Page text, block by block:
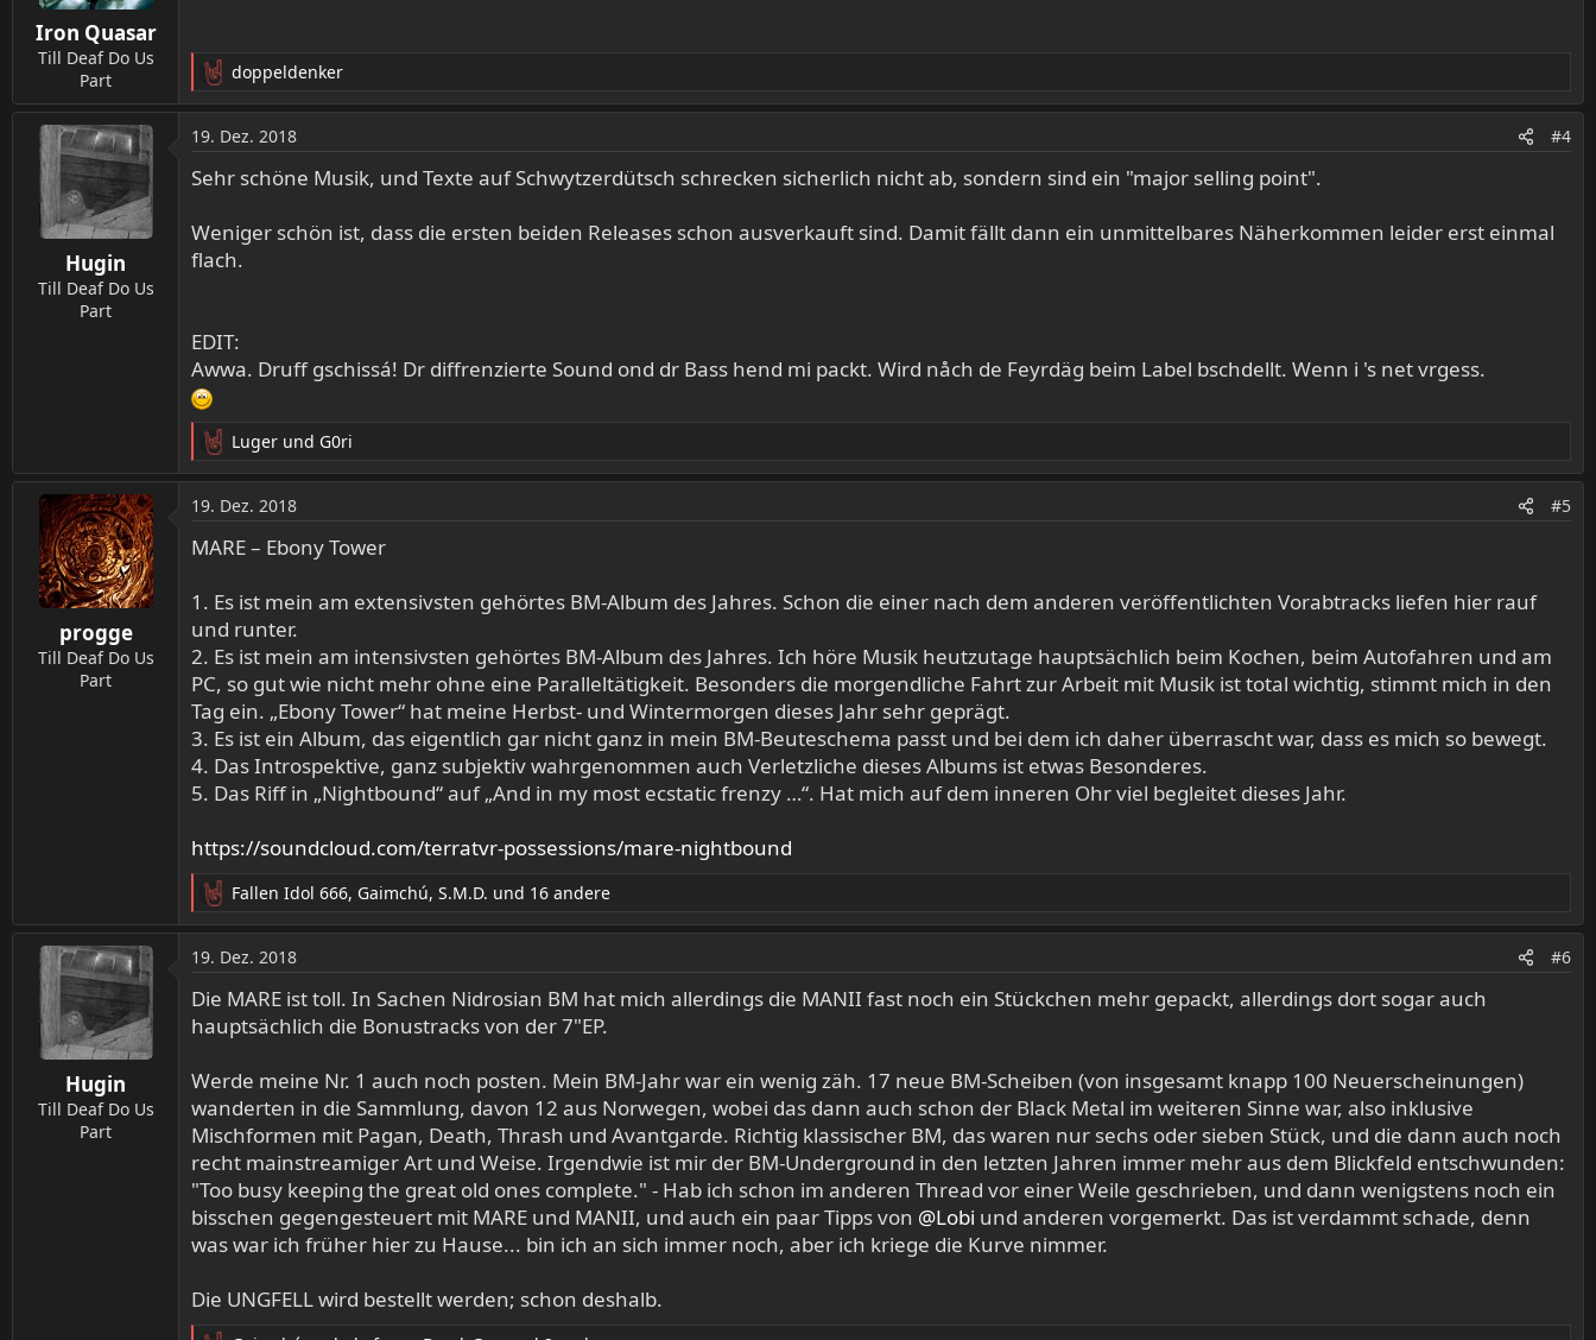
Iron Quasar
Till Deaf Do Us
Part
R
e
a
k
t
n
e
doppeldenker
Hugin
Till Deaf Do Us
Part
19. Dez. 2018 #4
Sehr schöne Musik, und Texte auf Schwytzerdütsch schrecken sicherlich nicht ab, sondern sind ein "major selling point".
Weniger schön ist, dass die ersten beiden Releases schon ausverkauft sind. Damit fällt dann ein unmittelbares Näherkommen leider erst einmal
flach.
EDIT:
Awwa. Druff gschissá! Dr diffrenzierte Sound ond dr Bass hend mi packt. Wird nåch de Feyrdäg beim Label bschdellt. Wenn i 's net vrgess.
R
e
a
k
t
n
e
n
:
Luger und G0ri
progge
Till Deaf Do Us
Part
19. Dez. 2018 #5
MARE – Ebony Tower
1. Es ist mein am extensivsten gehörtes BM-Album des Jahres. Schon die einer nach dem anderen veröffentlichten Vorabtracks liefen hier rauf
und runter.
2. Es ist mein am intensivsten gehörtes BM-Album des Jahres. Ich höre Musik heutzutage hauptsächlich beim Kochen, beim Autofahren und am
PC, so gut wie nicht mehr ohne eine Paralleltätigkeit. Besonders die morgendliche Fahrt zur Arbeit mit Musik ist total wichtig, stimmt mich in den
Tag ein. „Ebony Tower“ hat meine Herbst- und Wintermorgen dieses Jahr sehr geprägt.
3. Es ist ein Album, das eigentlich gar nicht ganz in mein BM-Beuteschema passt und bei dem ich daher überrascht war, dass es mich so bewegt.
4. Das Introspektive, ganz subjektiv wahrgenommen auch Verletzliche dieses Albums ist etwas Besonderes.
5. Das Riff in „Nightbound“ auf „And in my most ecstatic frenzy …“. Hat mich auf dem inneren Ohr viel begleitet dieses Jahr.
https://soundcloud.com/terratvr-possessions/mare-nightbound
R
e
a
k
t
o
e
n
:
Fallen Idol 666, Gaimchú, S.M.D. und 16 andere
Hugin
Till Deaf Do Us
Part
19. Dez. 2018 #6
Die MARE ist toll. In Sachen Nidrosian BM hat mich allerdings die MANII fast noch ein Stückchen mehr gepackt, allerdings dort sogar auch
hauptsächlich die Bonustracks von der 7"EP.
Werde meine Nr. 1 auch noch posten. Mein BM-Jahr war ein wenig zäh. 17 neue BM-Scheiben (von insgesamt knapp 100 Neuerscheinungen)
wanderten in die Sammlung, davon 12 aus Norwegen, wobei das dann auch schon der Black Metal im weiteren Sinne war, also inklusive
Mischformen mit Pagan, Death, Thrash und Avantgarde. Richtig klassischer BM, das waren nur sechs oder sieben Stück, und die dann auch noch
recht mainstreamiger Art und Weise. Irgendwie ist mir der BM-Underground in den letzten Jahren immer mehr aus dem Blickfeld entschwunden:
"Too busy keeping the great old ones complete." - Hab ich schon im anderen Thread vor einer Weile geschrieben, und dann wenigstens noch ein
bisschen gegengesteuert mit MARE und MANII, und auch ein paar Tipps von @Lobi und anderen vorgemerkt. Das ist verdammt schade, denn
was war ich früher hier zu Hause... bin ich an sich immer noch, aber ich kriege die Kurve nimmer.
Die UNGFELL wird bestellt werden; schon deshalb.